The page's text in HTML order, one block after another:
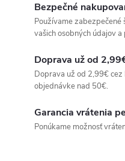
Bezpečné
Používame
vašich osobných údajov
Doprava už od
Doprava už od 2,99€
objednávke nad 50€.
Garancia vrátenia
Ponúkame možnosť